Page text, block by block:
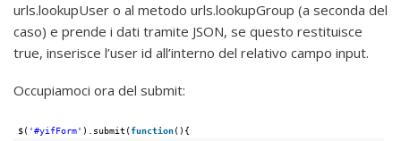
urls.lookupUser o al metodo urls.lookupGroup (a seconda del
caso) e prende i dati tramite JSON, se questo restituisce
true, inserisce l’user id all’interno del relativo campo input.
Occupiamoci ora del submit:
$( '#yifForm' ).submit(function(){